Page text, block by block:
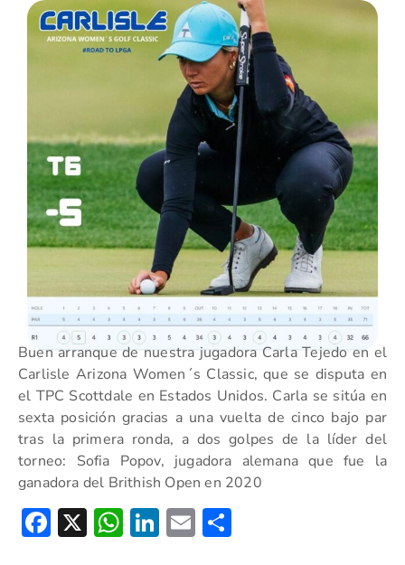
Buen arranque de nuestra jugadora Carla Tejedo en el
Carlisle Arizona Women´s Classic, que se disputa en
el TPC Scottdale en Estados Unidos. Carla se sitúa en
sexta posición gracias a una vuelta de cinco bajo par
tras la primera ronda, a dos golpes de la líder del
torneo: Sofia Popov, jugadora alemana que fue la
ganadora del Brithish Open en 2020
Facebook
X WhatsApp
LinkedIn
Email